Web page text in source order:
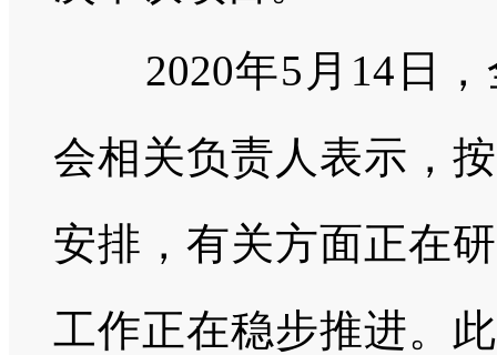
2020年5 月 14 日
会相关负责人表示，
安排，有关方面正在
工作正在稳步推进。